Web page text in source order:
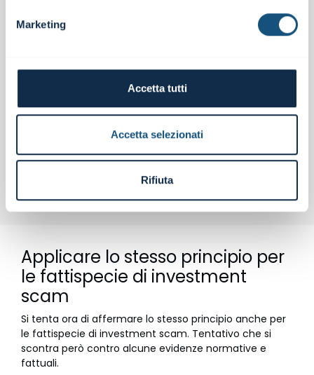
Marketing
Accetta tutti
Accetta selezionati
Rifiuta
anomalia nell’operatività del cliente (numero, tipologia,
importo, tempo di esecuzione, riconducibilità delle
112/2007, recante indici di anomalia ai fini di
prevenzione di frodi sulle carte di pagamento), il
generico dovere di protezione sembra prender piede
nelle truffe “tradizionali”, per lo più con l’esito di
individuare un concorso di colpa della banca.
Morale effettiva: sbaglia il cliente, la banca paga
Applicare lo stesso principio per
le fattispecie di investment
scam
Si tenta ora di affermare lo stesso principio anche per
le fattispecie di investment scam. Tentativo che si
scontra però contro alcune evidenze normative e
fattuali.